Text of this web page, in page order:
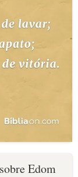
Edom